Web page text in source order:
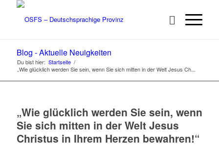
Blog - Aktuelle Neuigkeiten
Du bist hier: Startseite /
„Wie glücklich werden Sie sein, wenn Sie sich mitten in der Welt Jesus Ch...
„Wie glücklich werden Sie sein, wenn
Sie sich mitten in der Welt Jesus
Christus in Ihrem Herzen bewahren!“